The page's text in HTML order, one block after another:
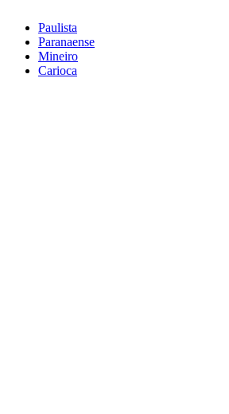
Paulista
Paranaense
Mineiro
Carioca